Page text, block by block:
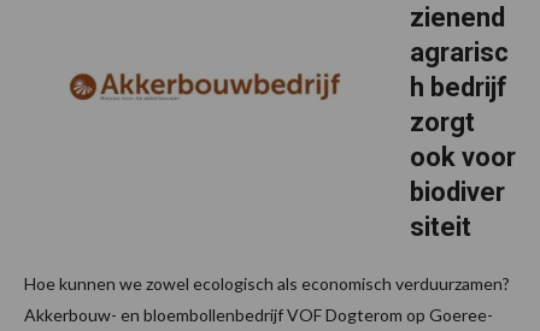
zienend
agrarisc
h bedrijf
zorgt
ook voor
biodiver
siteit
Hoe kunnen we zowel ecologisch als economisch verduurzamen?
Akkerbouw- en bloembollenbedrijf VOF Dogterom op Goeree-